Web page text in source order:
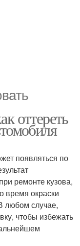
оттереть
появляться по
ремонте кузова,
время окраски
любом случае,
чтобы избежать